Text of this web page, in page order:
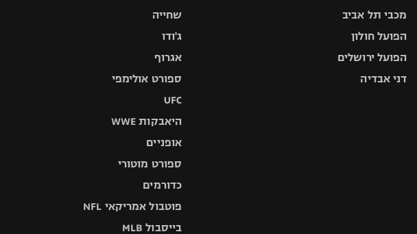
מכבי תל אביב
הפועל חולון
הפועל ירושלים
דני אבדיה
שחייה
ג'ודו
אגרוף
ספורט אולימפי
UFC
היאבקות WWE
אופניים
ספורט מוטורי
כדורמים
פוטבול אמריקאי NFL
בייסבול MLB